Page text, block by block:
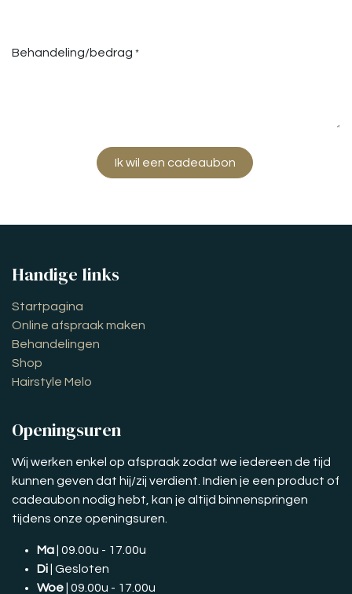
Behandeling/bedrag *
Ik wil een cadeaubon
Handige links
Startpagina
Online afspraak maken
Behandelingen
Shop
Hairstyle Melo
Openingsuren
Wij werken enkel op afspraak zodat we iedereen de tijd
kunnen geven dat hij/zij verdient. Indien je een product of
cadeaubon nodig hebt, kan je altijd binnenspringen
tijdens onze openingsuren.
Ma | 09.00u - 17.00u
Di | Gesloten
Woe | 09.00u - 17.00u